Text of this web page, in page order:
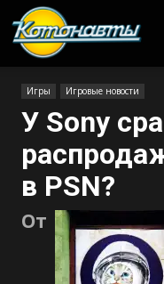
Игры Игровые новости
У Sony
в PSN?
От